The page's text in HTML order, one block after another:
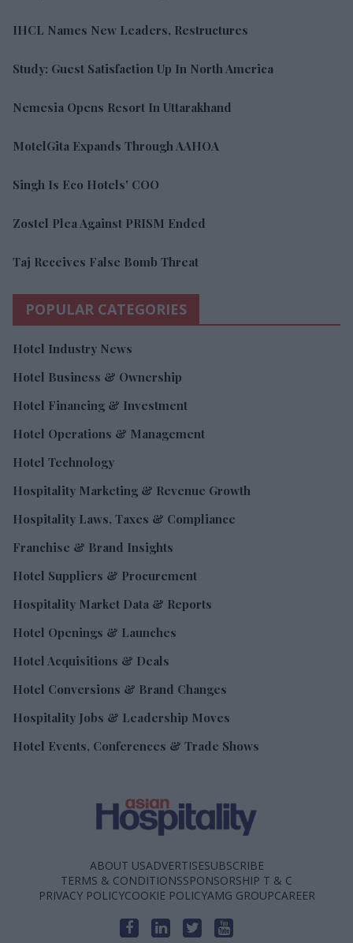
IHCL Names New Leaders, Restructures
Study: Guest Satisfaction Up In North America
Nemesia Opens Resort In Uttarakhand
MotelGita Expands Through AAHOA
Singh Is Eco Hotels' COO
Zostel Plea Against PRISM Ended
Taj Receives False Bomb Threat
POPULAR CATEGORIES
Hotel Industry News
Hotel Business & Ownership
Hotel Financing & Investment
Hotel Operations & Management
Hotel Technology
Hospitality Marketing & Revenue Growth
Hospitality Laws, Taxes & Compliance
Franchise & Brand Insights
Hotel Suppliers & Procurement
Hospitality Market Data & Reports
Hotel Openings & Launches
Hotel Acquisitions & Deals
Hotel Conversions & Brand Changes
Hospitality Jobs & Leadership Moves
Hotel Events, Conferences & Trade Shows
ABOUT USADVERTISESUBSCRIBE
TERMS & CONDITIONSSPONSORSHIP T & C
PRIVACY POLICYCOOKIE POLICYAMG GROUPCAREER